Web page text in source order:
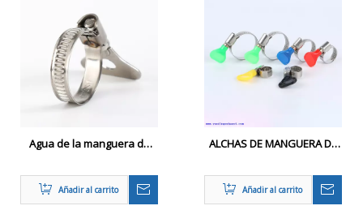
Agua de la manguera de
inoxidables
Añadir al carrito
ALCHAS DE MANGUERA DE
alemán) - 9 mm
Añadir al carrito